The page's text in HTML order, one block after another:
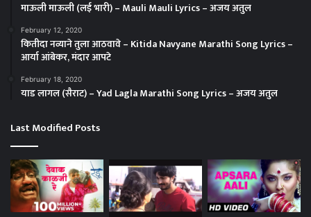
माऊली माऊली (लई भारी) – Mauli Mauli Lyrics – अजय अतुल
February 12, 2020
कितीदा नव्याने तुला आठवावे – Kitida Navyane Marathi Song Lyrics –
आर्या आंबेकर, मंदार आपटे
February 18, 2020
याड लागल (सैराट) – Yad Lagla Marathi Song Lyrics – अजय अतुल
Last Modified Posts